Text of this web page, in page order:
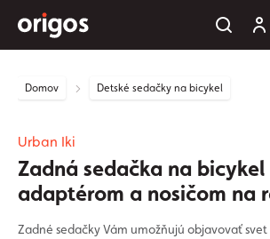
Domov Detské sedačky na bicykel
Urban Iki
Zadná sedačka na bicykel
adaptérom a nosičom na
Zadné sedačky Vám umožňujú objavovať svet